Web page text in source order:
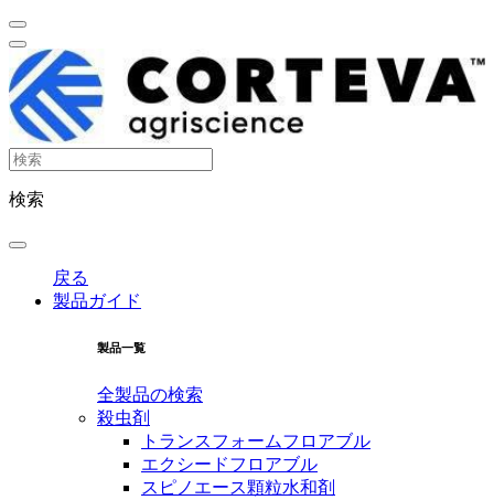
検索
戻る
製品ガイド
製品一覧
全製品の検索
殺虫剤
トランスフォームフロアブル
エクシードフロアブル
スピノエース顆粒水和剤